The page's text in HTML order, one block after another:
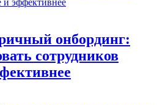
онбординг:
сотрудников